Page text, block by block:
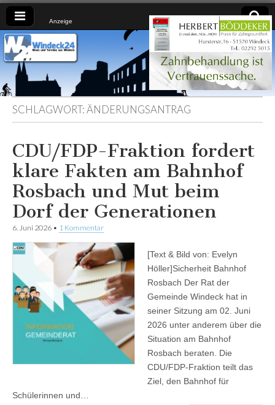
Anzeige
Windeck24
Nachrichten
aus dem
Ländchen
für das
Ländchen
SCHLAGWORT:ÄNDERUNGSANTRAG
CDU/FDP-Fraktion fordert
klare Fakten am Bahnhof
Rosbach und Mut beim
Dorf der Generationen
6. Juni 2026 • 1 Kommentar
[Text & Bild von: Evelyn
Höller]Sicherheit Bahnhof
Rosbach Der Rat der
Gemeinde Windeck hat in
seiner Sitzung am 02. Juni
2026 unter anderem über die
Situation am Bahnhof
Rosbach beraten. Die
CDU/FDP-Fraktion teilt das
Ziel, den Bahnhof für
Schülerinnen und…